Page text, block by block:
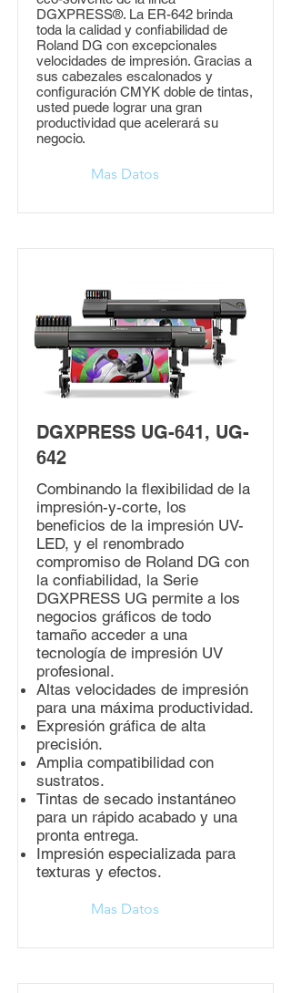
DGXPRESS®. La ER-642 brinda
toda la calidad y confiabilidad de
Roland DG con excepcionales
velocidades de impresión. Gracias a
sus cabezales escalonados y
configuración CMYK doble de tintas,
usted puede lograr una gran
productividad que acelerará su
negocio.
Mas Datos
DGXPRESS UG-641, UG-
642
Combinando la flexibilidad de la
impresión-y-corte, los
beneficios de la impresión UV-
LED, y el renombrado
compromiso de Roland DG con
la confiabilidad, la Serie
DGXPRESS UG permite a los
negocios gráficos de todo
tamaño acceder a una
tecnología de impresión UV
profesional.
Altas velocidades de impresión
para una máxima productividad.
Expresión gráfica de alta
precisión.
Amplia compatibilidad con
sustratos.
Tintas de secado instantáneo
para un rápido acabado y una
pronta entrega.
Impresión especializada para
texturas y efectos.
Mas Datos